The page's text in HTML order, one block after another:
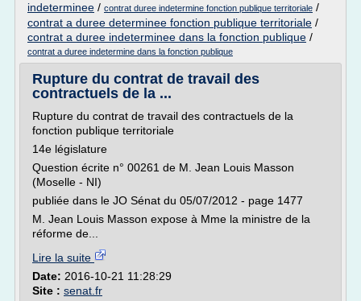
indeterminee / contrat duree indetermine fonction publique territoriale /
contrat a duree determinee fonction publique territoriale /
contrat a duree indeterminee dans la fonction publique /
contrat a duree indetermine dans la fonction publique
Rupture du contrat de travail des
contractuels de la ...
Rupture du contrat de travail des contractuels de la
fonction publique territoriale
14e législature
Question écrite n° 00261 de M. Jean Louis Masson
(Moselle - NI)
publiée dans le JO Sénat du 05/07/2012 - page 1477
M. Jean Louis Masson expose à Mme la ministre de la
réforme de...
Lire la suite
Date: 2016-10-21 11:28:29
Site : senat.fr